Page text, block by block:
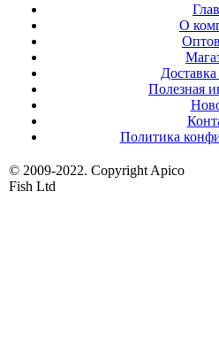
О
Полезная
Политика
© 2009-2022. Copyright Apico
Fish Ltd